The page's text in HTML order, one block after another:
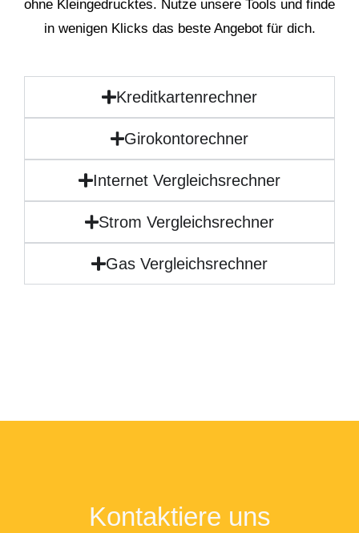
ohne Kleingedrucktes. Nutze unsere Tools und finde
in wenigen Klicks das beste Angebot für dich.
Kreditkartenrechner
Girokontorechner
Internet Vergleichsrechner
Strom Vergleichsrechner
Gas Vergleichsrechner
Kontaktiere uns